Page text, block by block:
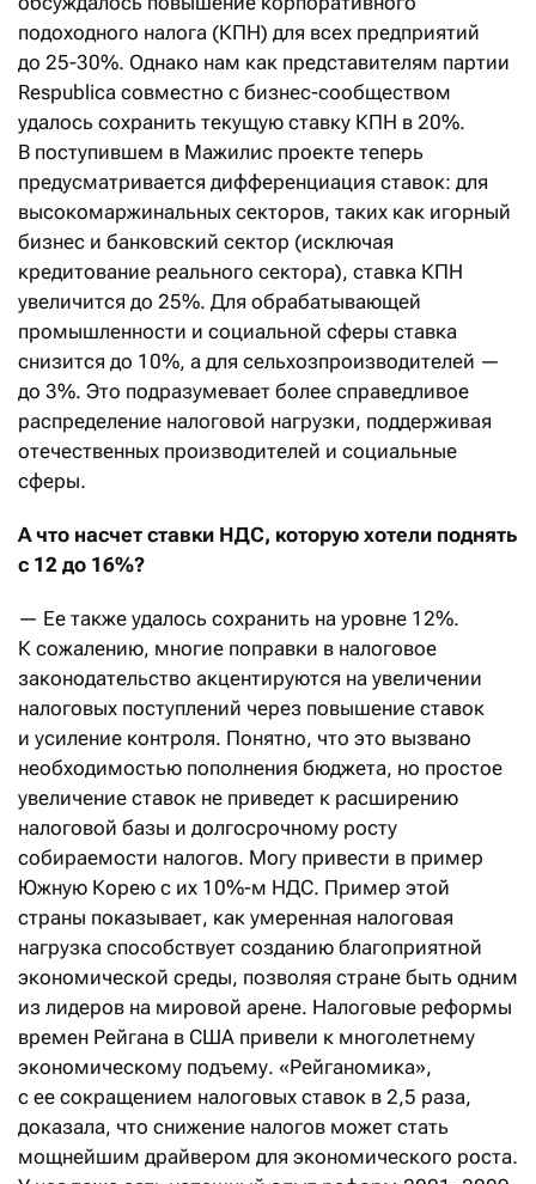
подоходного налога (КПН) для всех предприятий
до 25-30%. Однако нам как представителям партии
Respublica совместно с бизнес-сообществом
удалось сохранить текущую ставку КПН в 20%.
В поступившем в Мажилис проекте теперь
предусматривается дифференциация ставок: для
высокомаржинальных секторов, таких как игорный
бизнес и банковский сектор (исключая
кредитование реального сектора), ставка КПН
увеличится до 25%. Для обрабатывающей
промышленности и социальной сферы ставка
снизится до 10%, а для сельхозпроизводителей —
до 3%. Это подразумевает более справедливое
распределение налоговой нагрузки, поддерживая
отечественных производителей и социальные
сферы.
А что насчет ставки НДС, которую хотели поднять
с 12 до 16%?
— Ее также удалось сохранить на уровне 12%.
К сожалению, многие поправки в налоговое
законодательство акцентируются на увеличении
налоговых поступлений через повышение ставок
и усиление контроля. Понятно, что это вызвано
необходимостью пополнения бюджета, но простое
увеличение ставок не приведет к расширению
налоговой базы и долгосрочному росту
собираемости налогов. Могу привести в пример
Южную Корею с их 10%-м НДС. Пример этой
страны показывает, как умеренная налоговая
нагрузка способствует созданию благоприятной
экономической среды, позволяя стране быть одним
из лидеров на мировой арене. Налоговые реформы
времен Рейгана в США привели к многолетнему
экономическому подъему. «Рейганомика»,
с ее сокращением налоговых ставок в 2,5 раза,
доказала, что снижение налогов может стать
мощнейшим драйвером для экономического роста.